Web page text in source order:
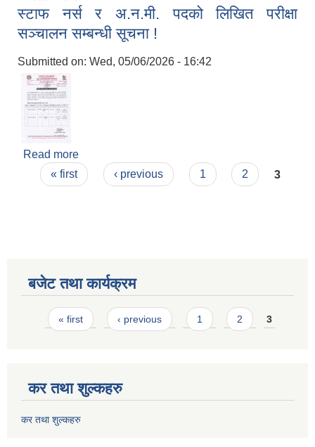
नर्स र अ.न.मी. पदको लिखित तथा अन्तरवार्ता परीक्षाको
अन्तिम नतिजा प्रकाशन गरिएको सम्बन्धी सूचना ।
स्टाफ नर्स र अ.न.मी. पदको लिखित परीक्षा
सञ्चालन सम्बन्धी सूचना !
Submitted on: Wed, 05/06/2026 - 16:42
Read more
सम्बन्धी सूचना !
Pages
« first ‹ previous 1 2 3
बजेट तथा कार्यक्रम
Pages
« first ‹ previous 1 2 3
कर तथा शुल्कहरु
कर तथा शुल्कहरु